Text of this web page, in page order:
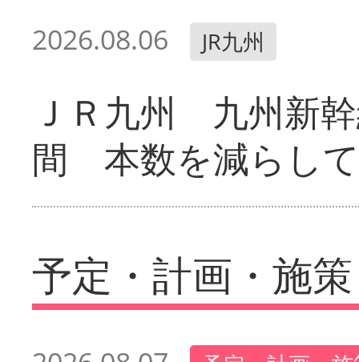
2026.08.06 JR九州
ＪＲ九州 九州新
間 本数を減らし
予定・計画・施策